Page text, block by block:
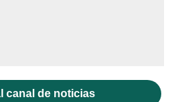
canal de noticias